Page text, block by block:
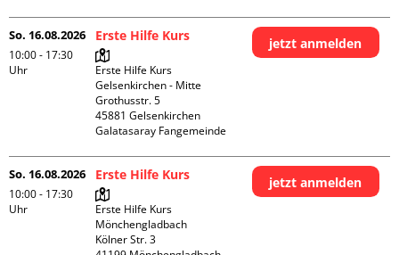
So. 16.08.2026
10:00 - 17:30
Uhr
Erste Hilfe Kurs
Erste Hilfe Kurs
Gelsenkirchen - Mitte
Grothusstr. 5
45881 Gelsenkirchen
Galatasaray Fangemeinde
jetzt anmelden
So. 16.08.2026
10:00 - 17:30
Uhr
Erste Hilfe Kurs
Erste Hilfe Kurs
Mönchengladbach
Kölner Str. 3
jetzt anmelden